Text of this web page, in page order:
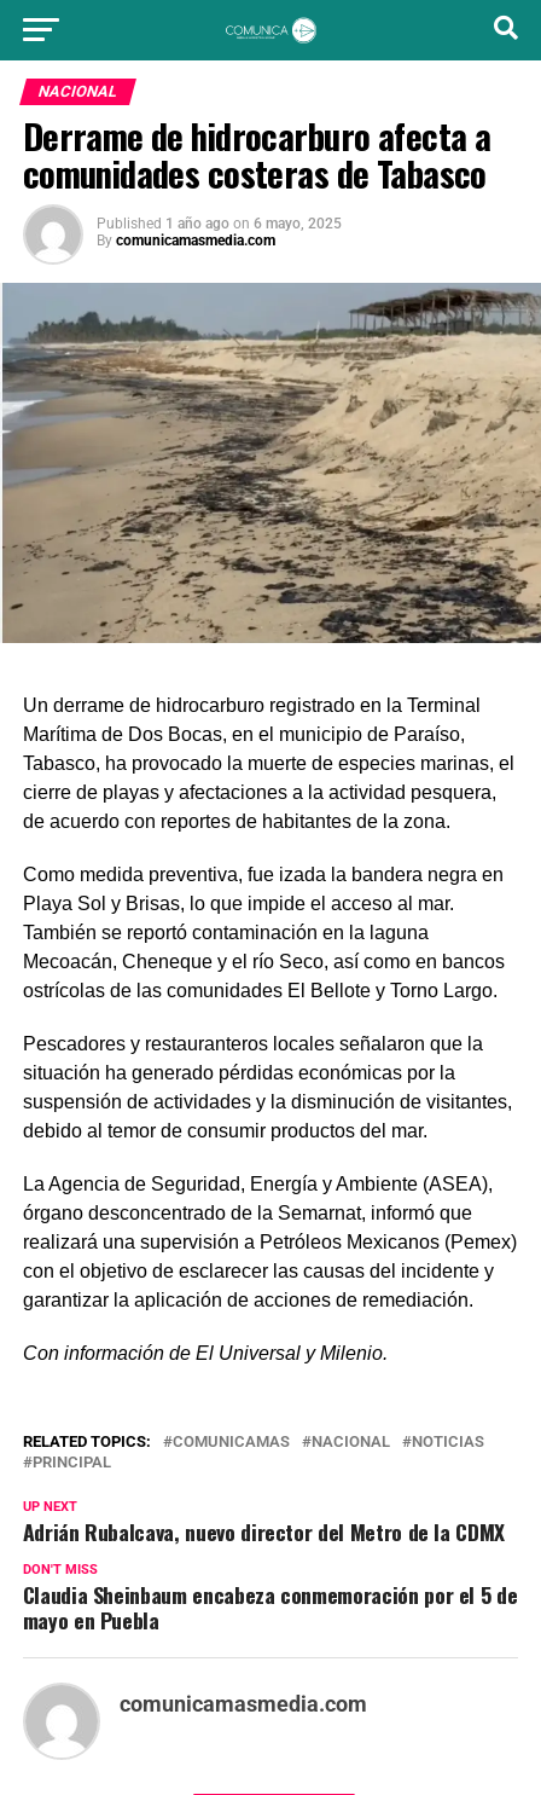
NACIONAL
Derrame de hidrocarburo afecta a
comunidades costeras de Tabasco
Published 1 año ago on 6 mayo, 2025
By comunicamasmedia.com
Un derrame de hidrocarburo registrado en la Terminal
Marítima de Dos Bocas, en el municipio de Paraíso,
Tabasco, ha provocado la muerte de especies marinas, el
cierre de playas y afectaciones a la actividad pesquera,
de acuerdo con reportes de habitantes de la zona.
Como medida preventiva, fue izada la bandera negra en
Playa Sol y Brisas, lo que impide el acceso al mar.
También se reportó contaminación en la laguna
Mecoacán, Cheneque y el río Seco, así como en bancos
ostrícolas de las comunidades El Bellote y Torno Largo.
Pescadores y restauranteros locales señalaron que la
situación ha generado pérdidas económicas por la
suspensión de actividades y la disminución de visitantes,
debido al temor de consumir productos del mar.
La Agencia de Seguridad, Energía y Ambiente (ASEA),
órgano desconcentrado de la Semarnat, informó que
realizará una supervisión a Petróleos Mexicanos (Pemex)
con el objetivo de esclarecer las causas del incidente y
garantizar la aplicación de acciones de remediación.
Con información de El Universal y Milenio.
RELATED TOPICS: COMUNICAMAS NACIONAL
NOTICIAS
PRINCIPAL
UP NEXT
Adrián Rubalcava, nuevo director del Metro de la CDMX
DON'T MISS
Claudia Sheinbaum encabeza conmemoración por el 5 de
mayo en Puebla
comunicamasmedia.com